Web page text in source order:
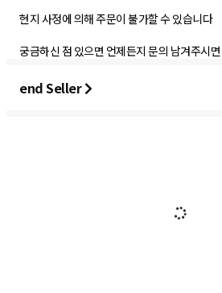
현지 사정에 의해 주문이 불가할 수 있습니다
궁금하신 점 있으면 언제든지 문의 남겨주시
end Seller